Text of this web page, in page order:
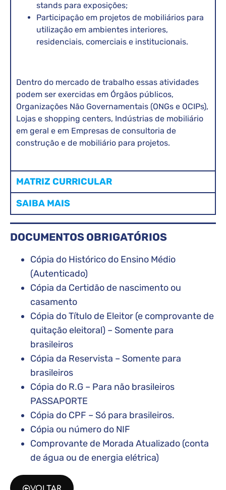
stands para exposições;
Participação em projetos de mobiliários para
utilização em ambientes interiores,
residenciais, comerciais e institucionais.
Dentro do mercado de trabalho essas atividades
podem ser exercidas em Órgãos públicos,
Organizações Não Governamentais (ONGs e OCIPs),
Lojas e shopping centers, Indústrias de mobiliário
em geral e em Empresas de consultoria de
construção e de mobiliário para projetos.
MATRIZ CURRICULAR
SAIBA MAIS
DOCUMENTOS OBRIGATÓRIOS
Cópia do Histórico do Ensino Médio
(Autenticado)
Cópia da Certidão de nascimento ou
casamento
Cópia do Título de Eleitor (e comprovante de
quitação eleitoral) – Somente para
brasileiros
Cópia da Reservista – Somente para
brasileiros
Cópia do R.G – Para não brasileiros
PASSAPORTE
Cópia do CPF – Só para brasileiros.
Cópia ou número do NIF
Comprovante de Morada Atualizado (conta
de água ou de energia elétrica)